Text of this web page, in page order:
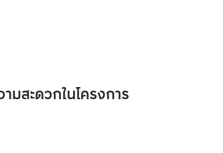
มสะดวกในโครงการ